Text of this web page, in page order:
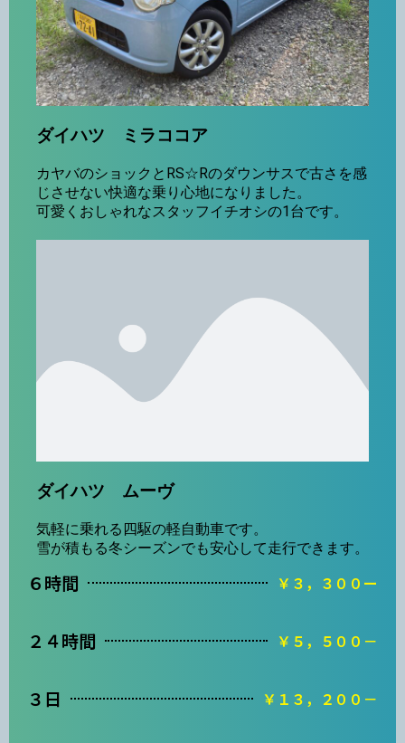
ダイハツ ミラココア
カヤバのショックとRS☆Rのダウンサスで古さを感
じさせない快適な乗り心地になりました。
可愛くおしゃれなスタッフイチオシの1台です。
ダイハツ ムーヴ
気軽に乗れる四駆の軽自動車です。
雪が積もる冬シーズンでも安心して走行できます。
６時間 ￥３，３００ー
２４時間 ￥５，５００－
３日 ￥１３，２００－